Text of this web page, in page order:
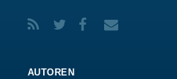
AUTOREN